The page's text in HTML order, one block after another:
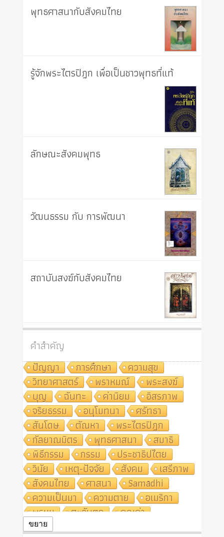
พุทธศาสนากับสังคมไทย
รู้จักพระไตรปิฎก เพื่อเป็นชาวพุทธที่แท้
ลักษณะสังคมพุทธ
วัฒนธรรม กับ การพัฒนา
สถาบันสงฆ์กับสังคมไทย
คำสำคัญ
ปัญญา
การศึกษา
ความสุข
วิทยาศาสตร์
พราหมณ์
พระสงฆ์
บุญ
ฉันทะ ค่านิยม
อิสรภาพ
จริยธรรม
อนุโมทนา
ศรัทธา
สันโดษ
ตัณหา
พระไตรปิฎก
กัลยาณมิตร
พุทธศาสนา
สมาธิ
พิธีกรรม
กรรม
ประชาธิปไตย
วินัย
เหตุ-ปัจจัย สังคม
เสรีภาพ
สังคมไทย
ศาสนา
Samādhi
ความเป็นมา
ความตาย
อเมริกา
พรหม
ตะวันตก
คุณค่า
ปฏิจจสมุปบาท
ขยาย